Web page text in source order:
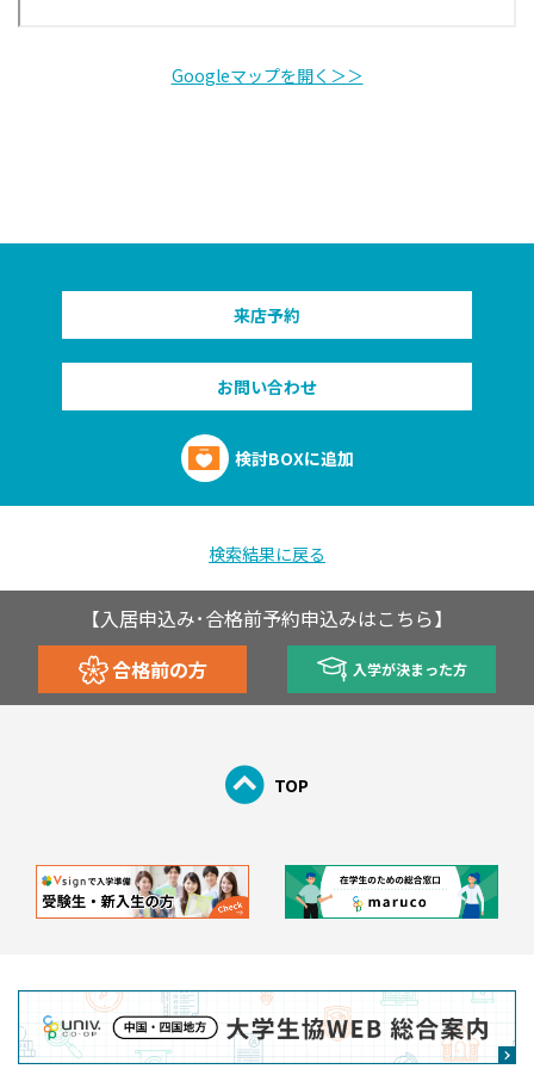
Googleマップを開く＞＞
来店予約
お問い合わせ
検討BOXに追加
検索結果に戻る
【入居申込み･合格前予約申込みはこちら】
合格前の方
入学が決まった方
TOP